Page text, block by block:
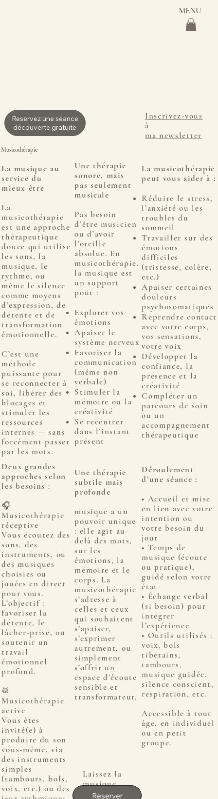
MENU
Reservez une séance
découverte gratuite
Inscrivez-vous
à
ma newsletter
Musicothérapie
La musique au
service du
mieux-être
La
musicothérapie
est une approche
thérapeutique
douce qui utilise
les sons, la
musique, le
rythme, ou
même le silence
comme moyens
d’expression, de
détente et de
transformation
émotionnelle.
C’est une
méthode
puissante pour
se reconnecter à
soi, libérer des
blocages et
stimuler les
ressources
internes — sans
forcément passer
par les mots.
Une thérapie
sonore, mais
pas seulement
musicale
Pas besoin
d’être musicien
ou d’avoir
l’oreille
absolue. En
musicothérapie,
la musique est
un support
pour :
Explorer vos
émotions
Apaiser le
système nerveux
Favoriser la
communication
(même non
verbale)
Stimuler la
mémoire ou la
créativité
Se recentrer
dans l’instant
présent
La musicothérapie
peut vous aider à :
Réduire le stress,
l’anxiété ou les
troubles du
sommeil
Travailler sur des
émotions
difficiles
(tristesse, colère,
etc.)
Apaiser certaines
douleurs
psychosomatiques
Reprendre contact
avec votre corps,
vos sensations,
votre voix
Développer la
confiance, la
présence et la
créativité
Compléter un
parcours de soin
ou un
accompagnement
thérapeutique
Deux grandes
approches selon
les besoins :
🎧
Musicothérapie
réceptive
Vous écoutez des
sons, des
instruments, ou
des musiques
choisies ou
jouées en direct
pour vous.
L’objectif :
favoriser la
détente, le
lâcher-prise, ou
soutenir un
travail
émotionnel
profond.
🥁
Musicothérapie
active
Vous êtes
invité(e) à
produire du son
vous-même, via
des instruments
simples
(tambours, bols,
voix, etc.) ou des
Une thérapie
subtile mais
profonde
musique a un
pouvoir unique
: elle agit au-
delà des mots,
sur les
émotions, la
mémoire et le
corps. La
musicothérapie
s’adresse à
celles et ceux
qui souhaitent
s’apaiser,
s’exprimer
autrement, ou
simplement
s’offrir un
espace d’écoute
sensible et
transformateur.
Déroulement
d’une séance :
• Accueil et mise
en lien avec votre
intention ou
votre besoin du
jour
• Temps de
musique (écoute
ou pratique),
guidé selon votre
état
• Échange verbal
(si besoin) pour
intégrer
l’expérience
• Outils utilisés :
voix, bols
tibétains,
tambours,
musique guidée,
silence conscient,
respiration, etc.
Accessible à tout
âge, en individuel
ou en petit
groupe.
Laissez la
musique
vous
Reserver